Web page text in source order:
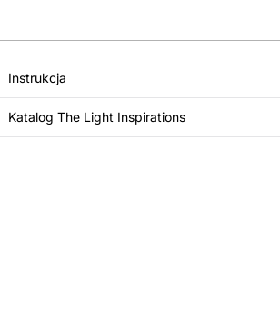
Instrukcja
Katalog The Light Inspirations